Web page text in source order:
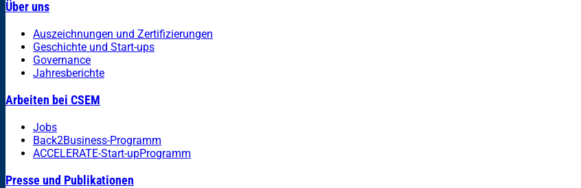
Über uns
Auszeichnungen und Zertifizierungen
Geschichte und Start-ups
Governance
Jahresberichte
Arbeiten bei CSEM
Jobs
Back2Business-Programm
ACCELERATE-Start-upProgramm
Presse und Publikationen